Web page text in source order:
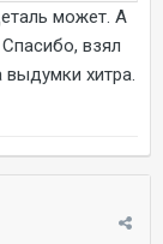
может. А
взял
выдумки хитра.